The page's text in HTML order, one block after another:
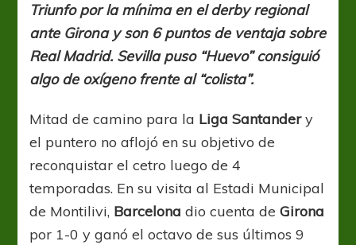
Cataluña
y
se
aleja
en
cima
Triunfo por la mínima en el derby regional
ante Girona y son 6 puntos de ventaja sobre
Real Madrid. Sevilla puso “Huevo” consiguió
algo de oxígeno frente al “colista”.
Mitad de camino para la Liga Santandery
el puntero no aflojó en su objetivo de
reconquistar el cetro luego de 4
temporadas. En su visita al Estadi Municipal
de Montilivi, Barcelona dio cuenta deGirona
por 1-0 y ganó el octavo de sus últimos 9